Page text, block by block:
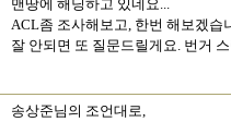
맨땅에 해딩하고 있네요...
ACL좀 조사해보고, 한번 해보겠습
잘 안되면 또 질문드릴게요. 번거
송상준님의 조언대로,